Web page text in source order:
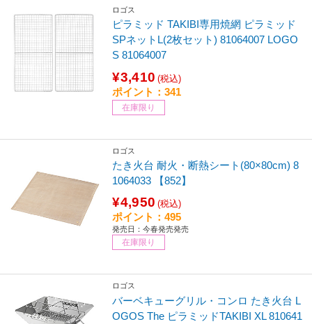
ロゴス
ピラミッド TAKIBI専用焼網 ピラミッド
SPネットL(2枚セット) 81064007 LOGO
S 81064007
¥3,410 (税込)
ポイント：341
在庫限り
ロゴス
たき火台 耐火・断熱シート(80×80cm) 8
1064033 【852】
¥4,950 (税込)
ポイント：495
発売日：今春発売発売
在庫限り
ロゴス
バーベキューグリル・コンロ たき火台 L
OGOS The ピラミッドTAKIBI XL 810641